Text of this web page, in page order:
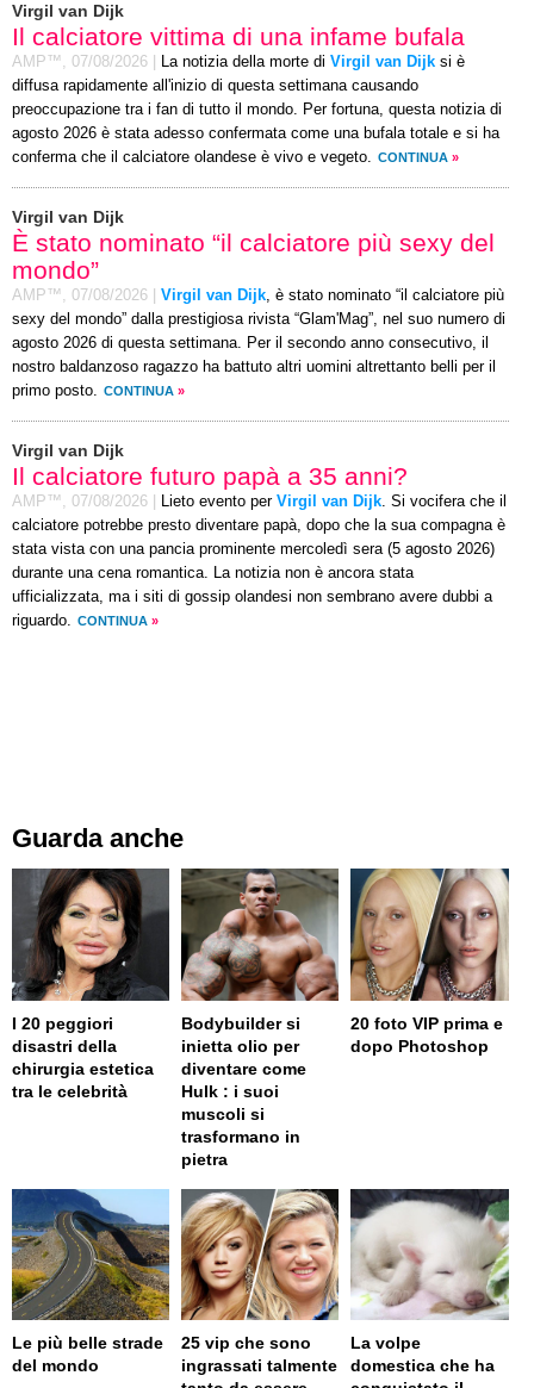
Virgil van Dijk
Il calciatore vittima di una infame bufala
AMP™, 07/08/2026 La notizia della morte di Virgil van Dijk si è
diffusa rapidamente all'inizio di questa settimana causando
preoccupazione tra i fan di tutto il mondo. Per fortuna, questa notizia di
agosto 2026 è stata adesso confermata come una bufala totale e si ha
conferma che il calciatore olandese è vivo e vegeto. CONTINUA »
Virgil van Dijk
È stato nominato “il calciatore più sexy del
mondo”
AMP™, 07/08/2026 Virgil van Dijk, è stato nominato “il calciatore più
sexy del mondo” dalla prestigiosa rivista “Glam'Mag”, nel suo numero di
agosto 2026 di questa settimana. Per il secondo anno consecutivo, il
nostro baldanzoso ragazzo ha battuto altri uomini altrettanto belli per il
primo posto. CONTINUA »
Virgil van Dijk
Il calciatore futuro papà a 35 anni?
AMP™, 07/08/2026 Lieto evento per Virgil van Dijk. Si vocifera che il
calciatore potrebbe presto diventare papà, dopo che la sua compagna è
stata vista con una pancia prominente mercoledì sera (5 agosto 2026)
durante una cena romantica. La notizia non è ancora stata
ufficializzata, ma i siti di gossip olandesi non sembrano avere dubbi a
riguardo. CONTINUA »
Guarda anche
I 20 peggiori
disastri della
chirurgia estetica
tra le celebrità
Bodybuilder si
inietta olio per
diventare come
Hulk : i suoi
muscoli si
trasformano in
pietra
20 foto VIP prima e
dopo Photoshop
Le più belle strade
del mondo
25 vip che sono
ingrassati talmente
La volpe
domestica che ha